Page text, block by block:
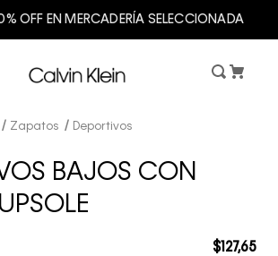
OFF EN MERCADERÍA SELECCIONADA
Zapatos Deportivos
BAJOS CON
$127,65